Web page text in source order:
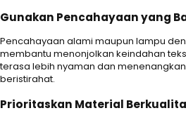
Gunakan Pencahayaan yang
Pencahayaan alami maupun lampu
membantu menonjolkan keindahan
terasa lebih nyaman dan
beristirahat.
Prioritaskan Material